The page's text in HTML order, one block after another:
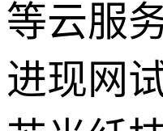
等云服
进现网